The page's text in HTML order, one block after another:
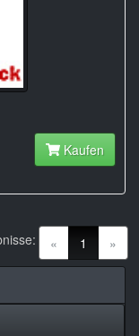
Kaufen
« 1 (current)
»